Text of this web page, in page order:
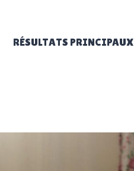
RÉSULTATS PRINCIPAUX